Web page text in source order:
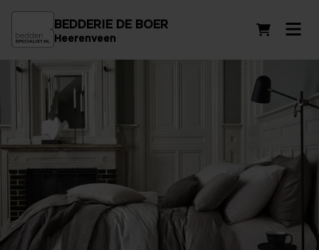
BEDDERIE DE BOER
Heerenveen